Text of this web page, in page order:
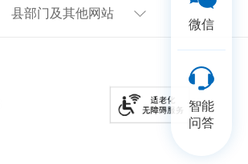
县部门及其他网站
微信
智能
问答